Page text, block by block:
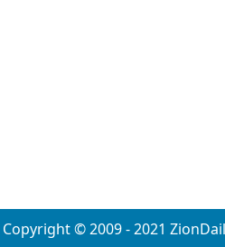
Copyright © 2009 - 2021